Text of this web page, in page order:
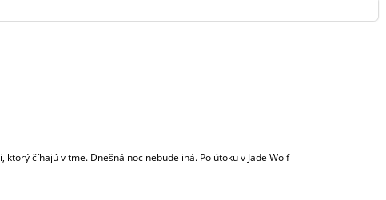
číhajú v tme. Dnešná noc nebude iná. Po útoku v Jade Wolf